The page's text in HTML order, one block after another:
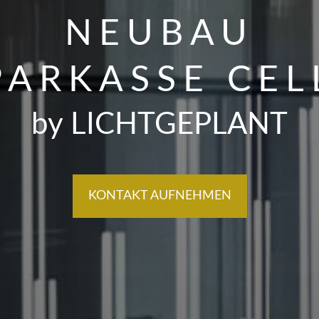
NEUBAU
by LICHTGEPLANT
KONTAKT AUFNEHMEN